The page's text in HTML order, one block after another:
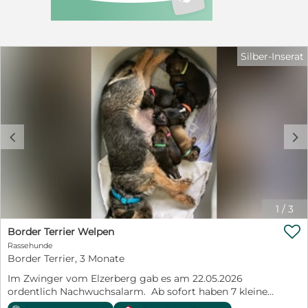
8640218 oder Handy/WhatsApp 0151 62774340. Erfahren
die Labradore von der Weinblüte
1 / 3
c d
Silber-Inserat
Border Terrier Welpen
Rassehunde
Border Terrier, 3 Monate
Im Zwinger vom Elzerberg gab es am 22.05.2026
ordentlich Nachwuchsalarm. Ab sofort haben 7 kleine
Hündinnen und 6 freche Rüden (aus zwei Würfen) das
